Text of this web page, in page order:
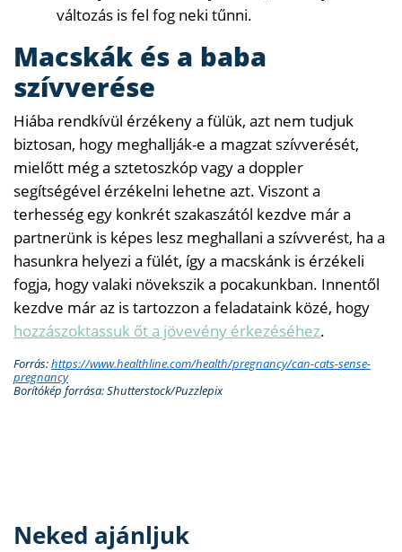
változás is fel fog neki tűnni.
Macskák és a baba
szívverése
Hiába rendkívül érzékeny a fülük, azt nem tudjuk
biztosan, hogy meghallják-e a magzat szívverését,
mielőtt még a sztetoszkóp vagy a doppler
segítségével érzékelni lehetne azt. Viszont a
terhesség egy konkrét szakaszától kezdve már a
partnerünk is képes lesz meghallani a szívverést, ha a
hasunkra helyezi a fülét, így a macskánk is érzékeli
fogja, hogy valaki növekszik a pocakunkban. Innentől
kezdve már az is tartozzon a feladataink közé, hogy
hozzászoktassuk őt a jövevény érkezéséhez.
Forrás:https://www.healthline.com/health/pregnancy/can-cats-sense-
pregnancy
Borítókép forrása: Shutterstock/Puzzlepix
Neked ajánljuk